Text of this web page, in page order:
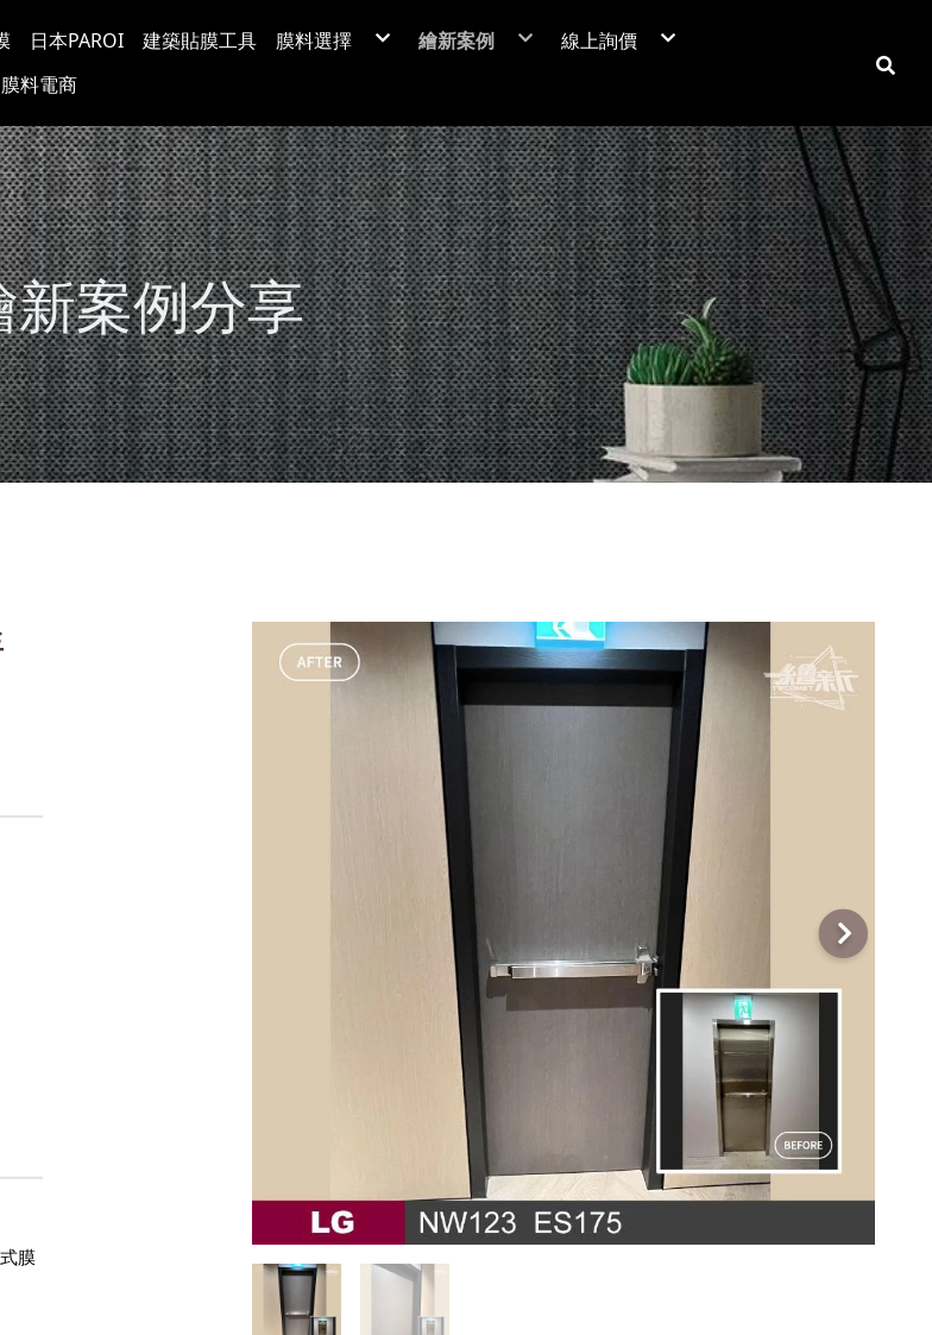
日本PAROI 建築貼膜工具 膜料選擇
超疏水玻璃防爆膜
玻璃裝飾膜
防爆隔熱紙
塗料牆布
繪新案例
居家空間
電視牆 / 牆面
系統櫃 / 櫥櫃
玻璃裝飾貼膜
防爆膜/隔熱紙
門片、門框
大門
子母門
房門
防火門/消防門
消防栓
防火門
保護貼膜
天花板
工務機台
透明保護膜
鶯歌陶瓷博物館
土地公文化館
商業空間
活動展覽
大圖輸出
品牌廣告車
改色包膜
自體修復犀牛皮
重機
SUZUKI
HONDA
YAMAHA
KYMCO
機車
BWS
FORCE
線上詢價
膜料電商
新案例分享
膜